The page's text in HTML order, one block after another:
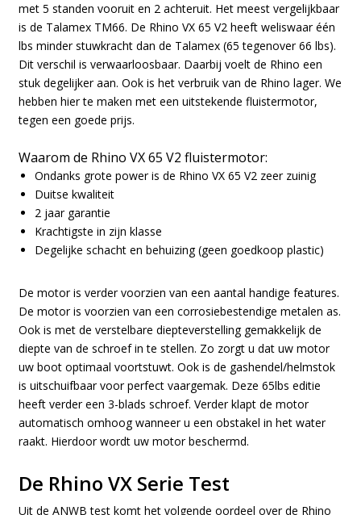
met 5 standen vooruit en 2 achteruit. Het meest vergelijkbaar
is de Talamex TM66. De Rhino VX 65 V2 heeft weliswaar één
lbs minder stuwkracht dan de Talamex (65 tegenover 66 lbs).
Dit verschil is verwaarloosbaar. Daarbij voelt de Rhino een
stuk degelijker aan. Ook is het verbruik van de Rhino lager. We
hebben hier te maken met een uitstekende fluistermotor,
tegen een goede prijs.
Waarom de Rhino VX 65 V2 fluistermotor:
Ondanks grote power is de Rhino VX 65 V2 zeer zuinig
Duitse kwaliteit
2 jaar garantie
Krachtigste in zijn klasse
Degelijke schacht en behuizing (geen goedkoop plastic)
De motor is verder voorzien van een aantal handige features.
De motor is voorzien van een corrosiebestendige metalen as.
Ook is met de verstelbare diepteverstelling gemakkelijk de
diepte van de schroef in te stellen. Zo zorgt u dat uw motor
uw boot optimaal voortstuwt. Ook is de gashendel/helmstok
is uitschuifbaar voor perfect vaargemak. Deze 65lbs editie
heeft verder een 3-blads schroef. Verder klapt de motor
automatisch omhoog wanneer u een obstakel in het water
raakt. Hierdoor wordt uw motor beschermd.
De Rhino VX Serie Test
Uit de ANWB test komt het volgende oordeel over de Rhino